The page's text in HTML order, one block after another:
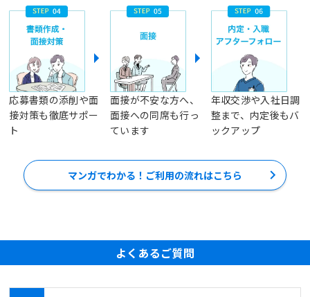
応募書類の添削や面
接対策も徹底サポー
ト
面接が不安な方へ、
面接への同席も行っ
ています
年収交渉や入社日調
整まで、内定後もバ
ックアップ
マンガでわかる！ご利用の流れはこちら
よくあるご質問